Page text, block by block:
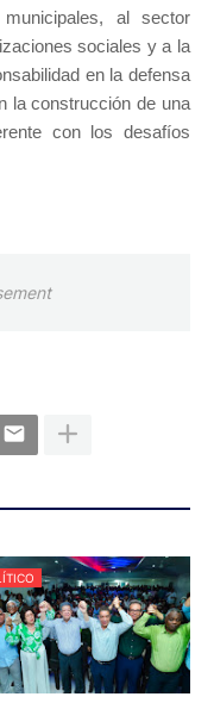
al sector
sociales y a la
en la defensa
la construcción de una
con los desafíos